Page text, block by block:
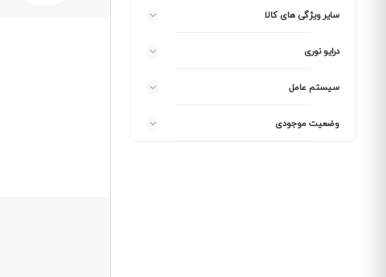
سایر ویژگی های کالا
درایو نوری
سیستم عامل
وضعیت موجودی